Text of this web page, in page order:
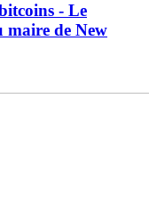
- Le
maire de New